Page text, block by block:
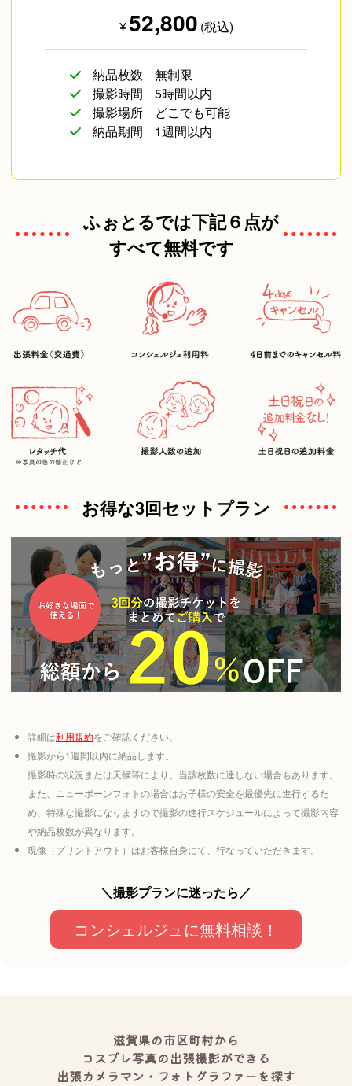
¥52,800 (税込)
納品枚数
無制限
撮影時間
5時間以内
撮影場所
どこでも可能
納品期間
1週間以内
ふぉとるでは下記６点が
すべて無料です
お得な3回セットプラン
詳細は利用規約をご確認ください。
撮影から1週間以内に納品します。
撮影時の状況または天候等により、当該枚数に達しない場合もあります。
また、ニューボーンフォトの場合はお子様の安全を最優先に進行するた
め、特殊な撮影になりますので撮影の進行スケジュールによって撮影内容
や納品枚数が異なります。
現像（プリントアウト）はお客様自身にて、行なっていただきます。
＼撮影プランに迷ったら／
コンシェルジュに無料相談！
滋賀県の市区町村から
コスプレ写真の出張撮影ができる
出張カメラマン・フォトグラファーを探す